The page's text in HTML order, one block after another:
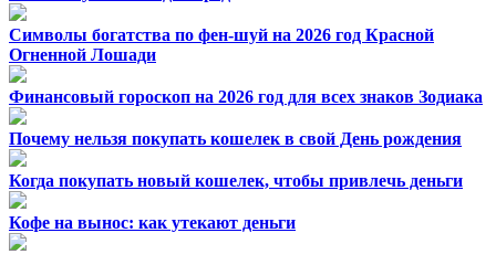
Символы богатства по фен-шуй на 2026 год Красной
Огненной Лошади
Финансовый гороскоп на 2026 год для всех знаков Зодиака
Почему нельзя покупать кошелек в свой День рождения
Когда покупать новый кошелек, чтобы привлечь деньги
Кофе на вынос: как утекают деньги